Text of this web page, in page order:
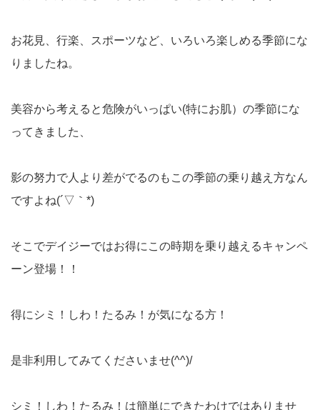
お花見、行楽、スポーツなど、いろいろ楽しめる季節にな
りましたね。
美容から考えると危険がいっぱい(特にお肌）の季節にな
ってきました、
影の努力で人より差がでるのもこの季節の乗り越え方なん
ですよね(´▽｀*)
そこでデイジーではお得にこの時期を乗り越えるキャンペ
ーン登場！！
得にシミ！しわ！たるみ！が気になる方！
是非利用してみてくださいませ(^^)/
シミ！しわ！たるみ！は簡単にできたわけではありませ